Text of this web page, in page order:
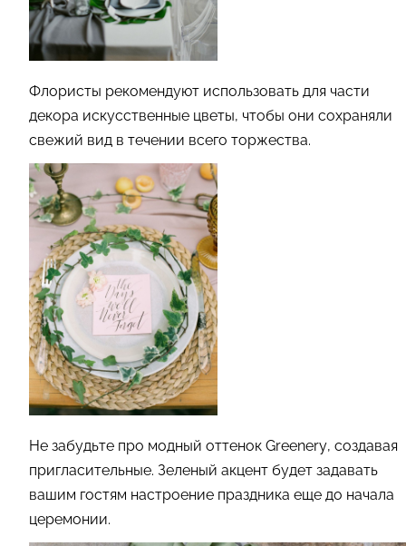
Флористы рекомендуют использовать для части
декора искусственные цветы, чтобы они сохраняли
свежий вид в течении всего торжества.
Не забудьте про модный оттенок Greenery, создавая
пригласительные. Зеленый акцент будет задавать
вашим гостям настроение праздника еще до начала
церемонии.